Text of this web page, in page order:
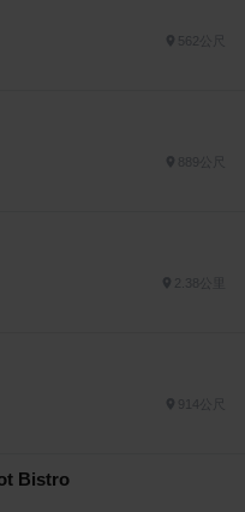
562公尺
914公尺
Bistro